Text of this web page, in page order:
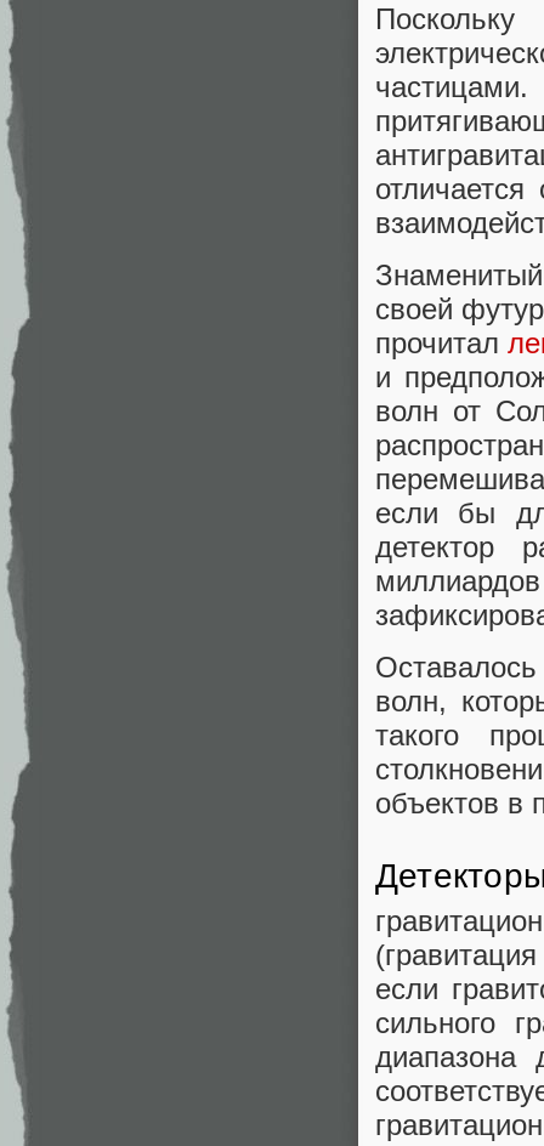
своей
прочитал
и
волн от
если бы
детектор
волн,
такого
объектов в
если
сильного